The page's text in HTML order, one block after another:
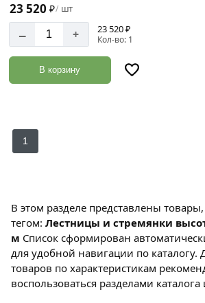
28
см
23 520 ₽/ шт
– + 23 520 ₽
Кол-во: 1
В корзину
1
В этом разделе представлены
тегом: Лестницы и стремянки
м Список сформирован
для удобной навигации по каталогу.
товаров по характеристикам
воспользоваться разделами